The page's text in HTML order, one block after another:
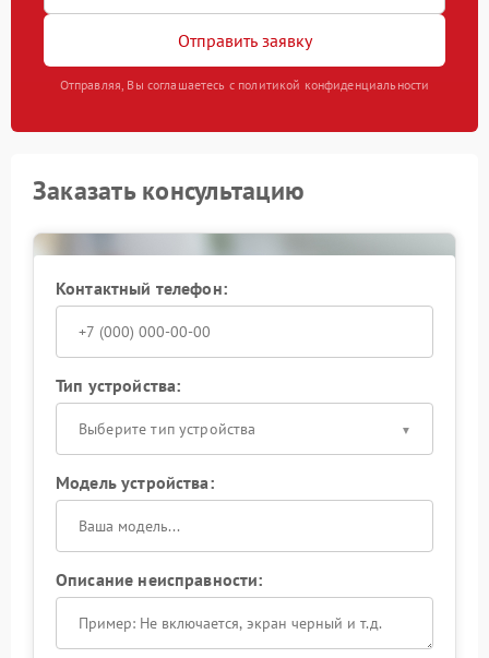
Отправить заявку
Отправляя, Вы соглашаетесь с политикой конфиденциальности
Заказать консультацию
Контактный телефон:
Тип устройства:
Выберите тип устройства
Модель устройства:
Описание неисправности: